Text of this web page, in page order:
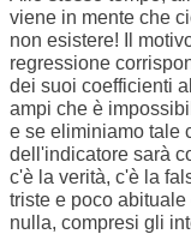
viene in mente che
non esistere! Il
regressione
dei suoi coefficienti
ampi che è
e se eliminiamo tale
dell'indicatore sarà
c'è la verità, c'è la
triste e poco
nulla, compresi gli